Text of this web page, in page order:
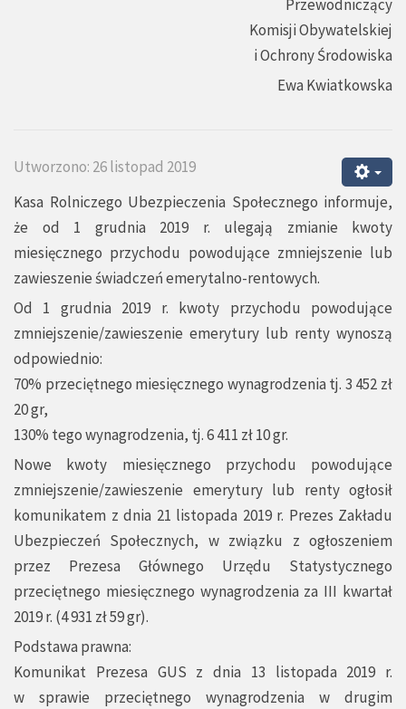
Przewodniczący
Komisji Obywatelskiej
i Ochrony Środowiska
Ewa Kwiatkowska
Utworzono: 26 listopad 2019
Kasa Rolniczego Ubezpieczenia Społecznego informuje,
że od 1 grudnia 2019 r. ulegają zmianie kwoty
miesięcznego przychodu powodujące zmniejszenie lub
zawieszenie świadczeń emerytalno-rentowych.
Od 1 grudnia 2019 r. kwoty przychodu powodujące
zmniejszenie/zawieszenie emerytury lub renty wynoszą
odpowiednio:
70% przeciętnego miesięcznego wynagrodzenia tj. 3 452 zł
20 gr,
130% tego wynagrodzenia, tj. 6 411 zł 10 gr.
Nowe kwoty miesięcznego przychodu powodujące
zmniejszenie/zawieszenie emerytury lub renty ogłosił
komunikatem z dnia 21 listopada 2019 r. Prezes Zakładu
Ubezpieczeń Społecznych, w związku z ogłoszeniem
przez Prezesa Głównego Urzędu Statystycznego
przeciętnego miesięcznego wynagrodzenia za III kwartał
2019 r. (4 931 zł 59 gr).
Podstawa prawna:
Komunikat Prezesa GUS z dnia 13 listopada 2019 r.
w sprawie przeciętnego wynagrodzenia w drugim